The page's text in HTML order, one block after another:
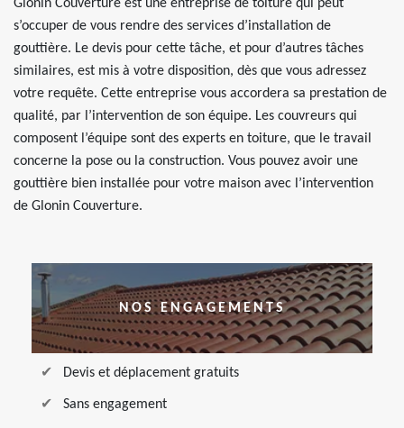
Glonin Couverture est une entreprise de toiture qui peut
s’occuper de vous rendre des services d’installation de
gouttière. Le devis pour cette tâche, et pour d’autres tâches
similaires, est mis à votre disposition, dès que vous adressez
votre requête. Cette entreprise vous accordera sa prestation de
qualité, par l’intervention de son équipe. Les couvreurs qui
composent l’équipe sont des experts en toiture, que le travail
concerne la pose ou la construction. Vous pouvez avoir une
gouttière bien installée pour votre maison avec l’intervention
de Glonin Couverture.
NOS ENGAGEMENTS
Devis et déplacement gratuits
Sans engagement